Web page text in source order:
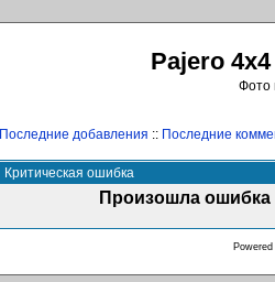
Pajero
Фото
Последние добавления :: Последние
Критическая ошибка
Произошла